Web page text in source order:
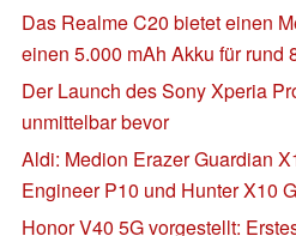
Das Realme C20 bietet einen
einen 5.000 mAh Akku für rund
Der Launch des Sony Xperia
unmittelbar bevor
Aldi: Medion Erazer Guardian
Engineer P10 und Hunter X10
Honor V40 5G vorgestellt: